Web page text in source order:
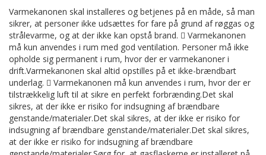
Varmekanonen skal installeres og betjenes på en måde, så man
sikrer, at personer ikke udsættes for fare på grund af røggas og
strålevarme, og at der ikke kan opstå brand.  Varmekanonen
må kun anvendes i rum med god ventilation. Personer må ikke
opholde sig permanent i rum, hvor der er varmekanoner i
drift.Varmekanonen skal altid opstilles på et ikke-brændbart
underlag.  Varmekanonen må kun anvendes i rum, hvor der er
tilstrækkelig luft til at sikre en perfekt forbrænding.Det skal
sikres, at der ikke er risiko for indsugning af brændbare
genstande/materialer.Det skal sikres, at der ikke er risiko for
indsugning af brændbare genstande/materialer.Det skal sikres,
at der ikke er risiko for indsugning af brændbare